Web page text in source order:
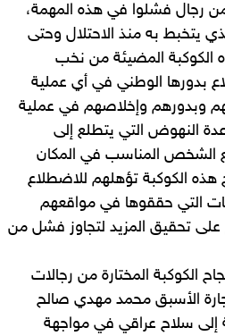
رجال فشلوا في هذه المهمة،
يتخبط به منذ الاحتلال وحتى
الكوكبة المضيئة من نخب
بدورها الوطني في أي عملية
وبدورهم وإخلاصهم في عملية
النهوض التي يتطلع إلى
الشخص المناسب في المكان
هذه الكوكبة تؤهلهم للاضطلاع
التي حققوها في مواقعهم
على تحقيق المزيد لتجاوز فشل من
الكوكبة المختارة من رجالات
الأسبق محمد مهدي صالح
إلى سلاح عراقي في مواجهة